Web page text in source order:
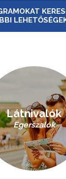
Látnivalók
Egerszalók